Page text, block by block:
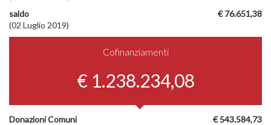
€ 76.651,38
saldo
(02 Luglio 2019)
Cofinanziamenti
€ 1.238.234,08
€ 543.584,73
Donazioni Comuni